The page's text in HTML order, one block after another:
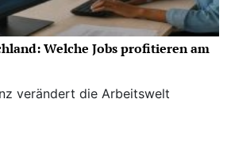
Welche Jobs profitieren am
verändert die Arbeitswelt